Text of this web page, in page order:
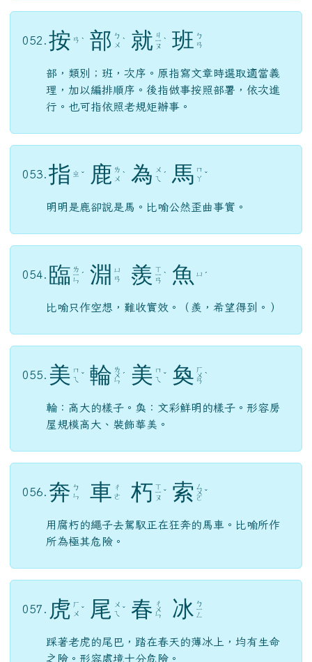
052. 按 ㄢ ˋ 部 ㄅ
ㄨ ˋ 就 ㄐ
ㄧ
ㄡ
ˋ 班 ㄅ
ㄢ
部，類別；班，次序。原指寫文章時選取適當義
理，加以編排順序。後指做事按照部署，依次進
行。也可指依照老規矩辦事。
053. 指 ㄓ ˇ 鹿 ㄌ
ㄨ ˋ 為 ㄨ
ㄟ
ˊ 馬 ㄇ
ㄚ ˇ
明明是鹿卻說是馬。比喻公然歪曲事實。
054. 臨 ㄌ
ㄧ
ㄣ
ˊ 淵 ㄩ
ㄢ
羨 ㄒ
ㄧ
ㄢ
ˋ 魚 ㄩ ˊ
比喻只作空想，難收實效。（羨，希望得到。）
055. 美 ㄇ
ㄟ ˇ 輪 ㄌ
ㄨ
ㄣ
ˊ 美 ㄇ
ㄟ ˇ 奐 ㄏ
ㄨ
ㄢ
ˋ
輪：高大的樣子。奐：文彩鮮明的樣子。形容房
屋規模高大、裝飾華美。
056. 奔 ㄅ
ㄣ
車 ㄔ
ㄜ
朽 ㄒ
ㄧ
ㄡ
ˇ 索 ㄙ
ㄨ
ㄛ
ˇ
用腐朽的繩子去駕馭正在狂奔的馬車。比喻所作
所為極其危險。
057. 虎 ㄏ
ㄨ ˇ 尾 ㄨ
ㄟ ˇ 春 ㄔ
ㄨ
ㄣ 冰 ㄅ
ㄧ
ㄥ
踩著老虎的尾巴，踏在春天的薄冰上，均有生命
之險。形容處境十分危險。